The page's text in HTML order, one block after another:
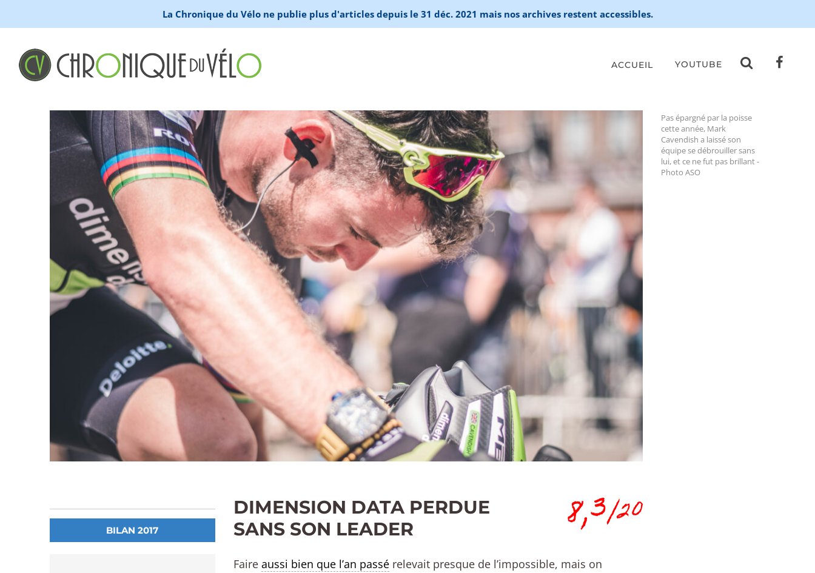
La Chronique du Vélo ne publie plus d'articles depuis le 31 déc. 2021 mais nos archives restent accessibles.
ACCUEIL YOUTUBE
Pas épargné par la poisse
cette année, Mark
Cavendish a laissé son
équipe se débrouiller sans
lui, et ce ne fut pas brillant -
Photo ASO
BILAN 2017
DIMENSION DATA PERDUE
SANS SON LEADER
8,3/20
Faire aussi bien que l’an passérelevait presque de l’impossible, mais on